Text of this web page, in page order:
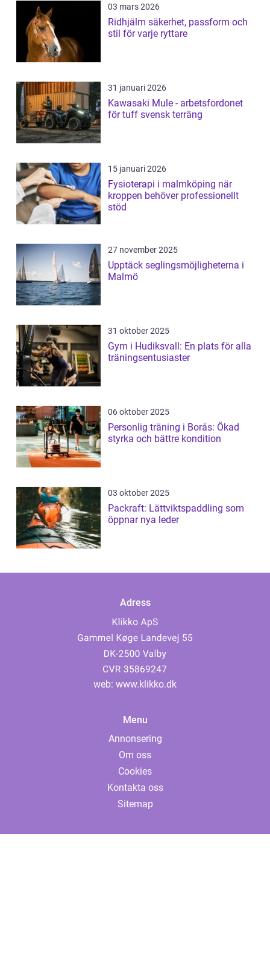
03 mars 2026
Ridhjälm säkerhet, passform och
stil för varje ryttare
31 januari 2026
Kawasaki Mule - arbetsfordonet
för tuff svensk terräng
15 januari 2026
Fysioterapi i malmköping när
kroppen behöver professionellt
stöd
27 november 2025
Upptäck seglingsmöjligheterna i
Malmö
31 oktober 2025
Gym i Hudiksvall: En plats för alla
träningsentusiaster
06 oktober 2025
Personlig träning i Borås: Ökad
styrka och bättre kondition
03 oktober 2025
Packraft: Lättviktspaddling som
öppnar nya leder
Adress
web: www.klikko.dk
Menu
Annonsering
Om oss
Cookies
Kontakta oss
Sitemap